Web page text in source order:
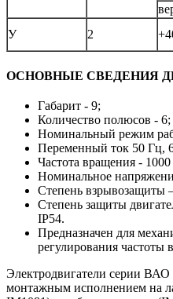
У
2
ОСНОВНЫЕ СВЕДЕНИЯ
Габарит - 9;
Количество полюсов - 6;
Номинальный режим
Переменный ток 50 Гц,
Частота вращения -
Номинальное
Степень
Степень защиты
IP54.
Предназначен для
регулирования частоты
Электродвигатели серии ВАО
монтажным исполнением на